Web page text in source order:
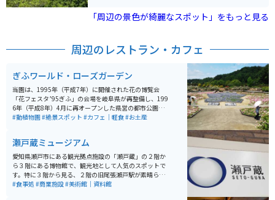
る、ちょっとした寄り道に最適なスポットです。
ています。森の中には五条川が流れ、厳頭洞、八曽滝な
どが見られる渓流と、天狗岩と呼ばれる奇岩など変化に
「周辺の景色が綺麗なスポット」をもっと見る
周辺のレストラン・カフェ
ぎふワールド・ローズガーデン
当園は、1995年（平成7年）に開催された花の博覧会
「花フェスタ’95ぎふ」の会場を岐阜県が再整備し、199
6年（平成8年）4月に再オープンした県営の都市公園で
す。オープン以降「花フェスタ記念公園」の名称で長年
ド・ローズガーデン」に改称しました。約80.7ha（バン
テリンドームナゴヤ約17個分）もの広大な敷地には、原
種・オールドローズから国内外の最新品種まで約6,000
品種、20,000株もの多彩な品種が植栽されたバラ園のほ
か、「ネモフィラ（春）」「ヒマワリ（夏）」「ケイト
#動植物園#絶景スポット #カフェ｜軽食#お土産
瀬戸蔵ミュージアム
愛知県瀬戸市にある観光拠点施設の「瀬戸蔵」の２階か
ら３階にある博物館で、観光地として人気のスポットで
す。特に３階から見る、２階の旧尾張瀬戸駅が素晴らし
く、見応えがあります。駅の隣にある、せとでん車両も
#食事処 #商業施設#美術館｜資料館